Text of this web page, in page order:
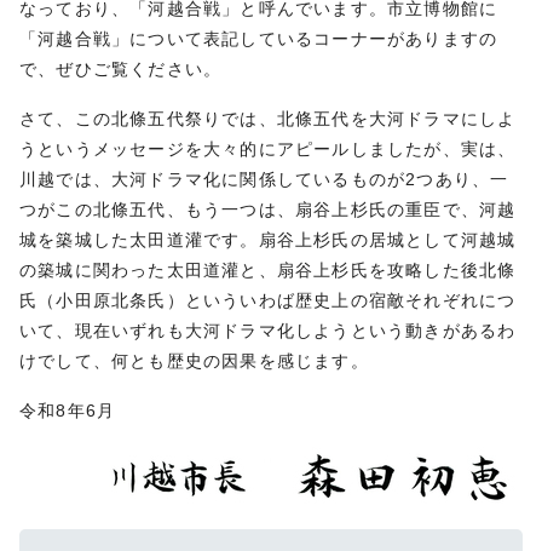
なっており、「河越合戦」と呼んでいます。市立博物館に
「河越合戦」について表記しているコーナーがありますの
で、ぜひご覧ください。
さて、この北條五代祭りでは、北條五代を大河ドラマにしよ
うというメッセージを大々的にアピールしましたが、実は、
川越では、大河ドラマ化に関係しているものが2つあり、一
つがこの北條五代、もう一つは、扇谷上杉氏の重臣で、河越
城を築城した太田道灌です。扇谷上杉氏の居城として河越城
の築城に関わった太田道灌と、扇谷上杉氏を攻略した後北條
氏（小田原北条氏）といういわば歴史上の宿敵それぞれにつ
いて、現在いずれも大河ドラマ化しようという動きがあるわ
けでして、何とも歴史の因果を感じます。
令和8年6月